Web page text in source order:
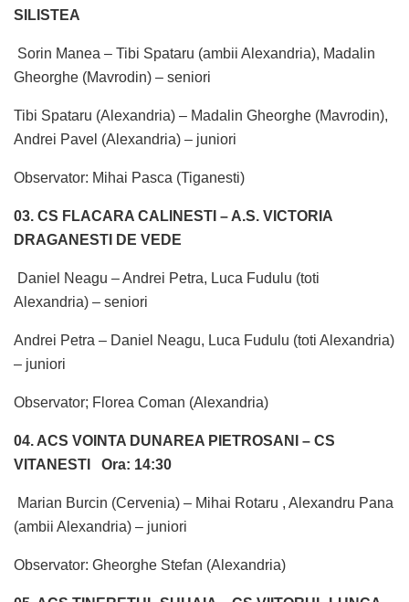
SILISTEA
Sorin Manea – Tibi Spataru (ambii Alexandria), Madalin
Gheorghe (Mavrodin) – seniori
Tibi Spataru (Alexandria) – Madalin Gheorghe (Mavrodin),
Andrei Pavel (Alexandria) – juniori
Observator: Mihai Pasca (Tiganesti)
03. CS FLACARA CALINESTI – A.S. VICTORIA
DRAGANESTI DE VEDE
Daniel Neagu – Andrei Petra, Luca Fudulu (toti
Alexandria) – seniori
Andrei Petra – Daniel Neagu, Luca Fudulu (toti Alexandria)
– juniori
Observator; Florea Coman (Alexandria)
04. ACS VOINTA DUNAREA PIETROSANI – CS
VITANESTI Ora: 14:30
Marian Burcin (Cervenia) – Mihai Rotaru , Alexandru Pana
(ambii Alexandria) – juniori
Observator: Gheorghe Stefan (Alexandria)